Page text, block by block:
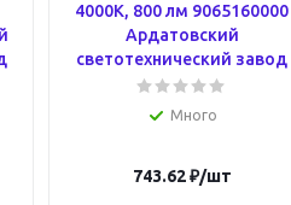
4000К, 800 лм 9065160000
Ардатовский
светотехнический завод
Много
743.62₽/шт